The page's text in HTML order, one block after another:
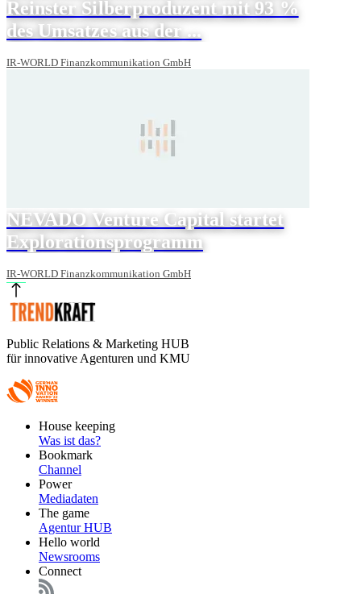
Reinster Silberproduzent mit 93 %
des Umsatzes aus der ...
IR-WORLD Finanzkommunikation GmbH
NEVADO Venture Capital startet
Explorationsprogramm
IR-WORLD Finanzkommunikation GmbH
Public Relations & Marketing HUB
für innovative Agenturen und KMU
FooterHouse keeping
Was ist das?
Bookmark
Channel
Power
Mediadaten
The game
Agentur HUB
Hello world
Newsrooms
Connect